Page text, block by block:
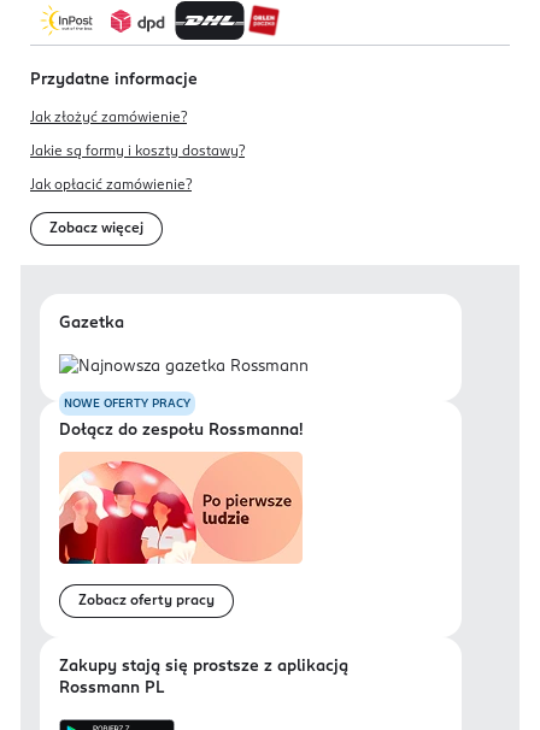
Przydatne informacje
Jak złożyć zamówienie?
Jakie są formy i koszty dostawy?
Jak opłacić zamówienie?
Zobacz więcej
Gazetka
NOWE OFERTY PRACY
Dołącz do zespołu Rossmanna!
Zobacz oferty pracy
Zakupy stają się prostsze z aplikacją
Rossmann PL